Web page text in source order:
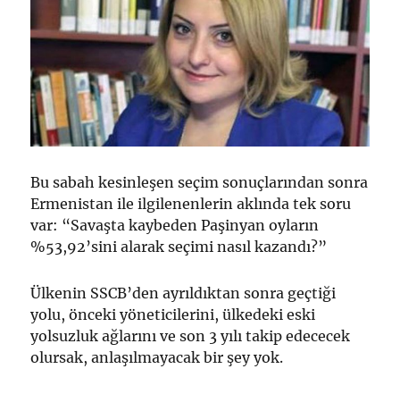
Bu sabah kesinleşen seçim sonuçlarından sonra
Ermenistan ile ilgilenenlerin aklında tek soru
var: “Savaşta kaybeden Paşinyan oyların
%53,92’sini alarak seçimi nasıl kazandı?”
Ülkenin SSCB’den ayrıldıktan sonra geçtiği
yolu, önceki yöneticilerini, ülkedeki eski
yolsuzluk ağlarını ve son 3 yılı takip edececek
olursak, anlaşılmayacak bir şey yok.